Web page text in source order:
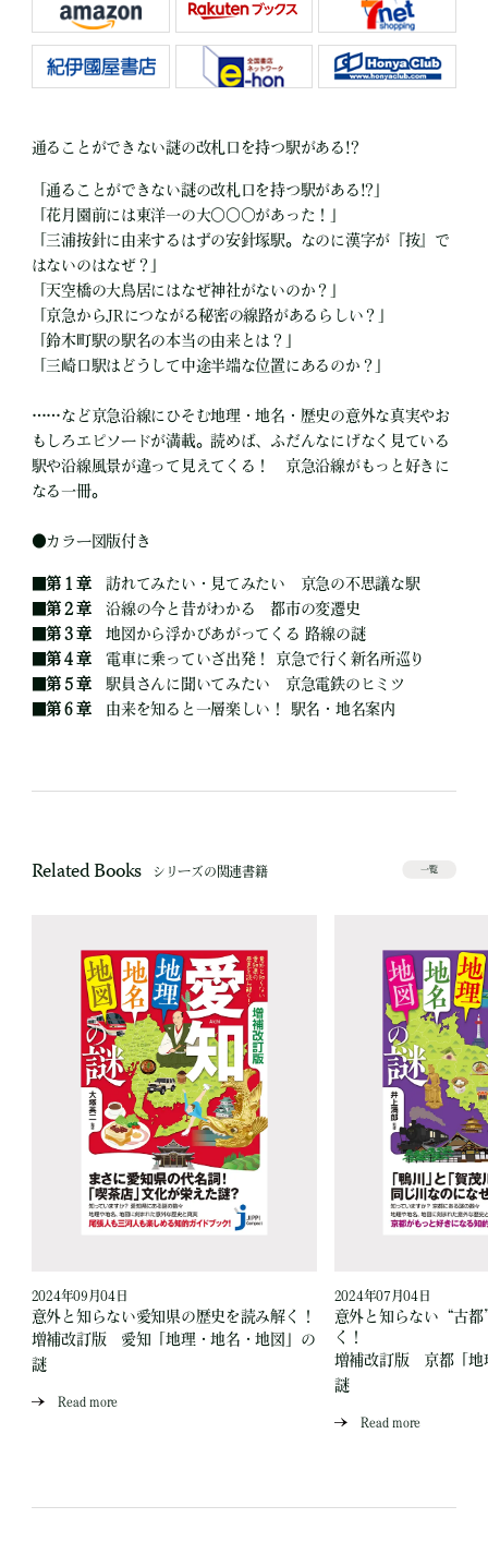
通ることができない謎の改札口を持つ駅がある!?
「通ることができない謎の改札口を持つ駅がある!?」
「花月園前には東洋一の大○○○があった！」
「三浦按針に由来するはずの安針塚駅。なのに漢字が『按』で
はないのはなぜ？」
「天空橋の大鳥居にはなぜ神社がないのか？」
「京急からJRにつながる秘密の線路があるらしい？」
「鈴木町駅の駅名の本当の由来とは？」
「三崎口駅はどうして中途半端な位置にあるのか？」
……など京急沿線にひそむ地理・地名・歴史の意外な真実やお
もしろエピソードが満載。読めば、ふだんなにげなく見ている
駅や沿線風景が違って見えてくる！ 京急沿線がもっと好きに
なる一冊。
●カラー図版付き
■第１章訪れてみたい・見てみたい 京急の不思議な駅
■第２章沿線の今と昔がわかる 都市の変遷史
■第３章地図から浮かびあがってくる 路線の謎
■第４章電車に乗っていざ出発！ 京急で行く新名所巡り
■第５章駅員さんに聞いてみたい 京急電鉄のヒミツ
■第６章由来を知ると一層楽しい！ 駅名・地名案内
Related Books シリーズの関連書籍 一覧
2024年09月04日
意外と知らない愛知県の歴史を読み解く！
増補改訂版 愛知「地理・地名・地図」の
謎
Read more
2024年07月04日
意外と知らない“古
く！
増補改訂版 京都「地
謎
Read more